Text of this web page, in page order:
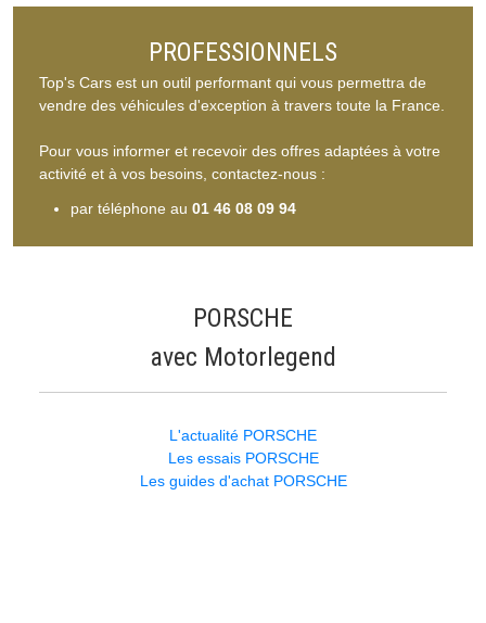
PROFESSIONNELS
Top's Cars est un outil performant qui vous permettra de
vendre des véhicules d'exception à travers toute la France.
Pour vous informer et recevoir des offres adaptées à votre
activité et à vos besoins, contactez-nous :
par téléphone au 01 46 08 09 94
PORSCHE
avec Motorlegend
L'actualité PORSCHE
Les essais PORSCHE
Les guides d'achat PORSCHE